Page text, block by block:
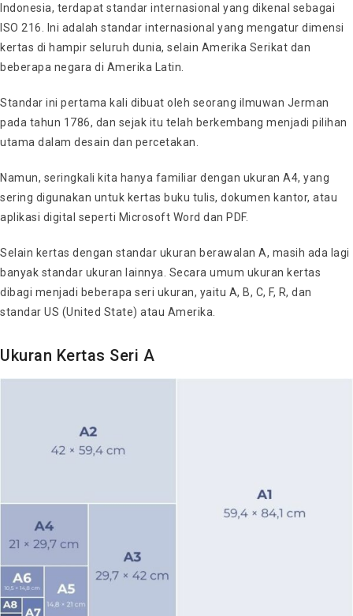
Indonesia, terdapat standar internasional yang dikenal sebagai
ISO 216. Ini adalah standar internasional yang mengatur dimensi
kertas di hampir seluruh dunia, selain Amerika Serikat dan
beberapa negara di Amerika Latin.
Standar ini pertama kali dibuat oleh seorang ilmuwan Jerman
pada tahun 1786, dan sejak itu telah berkembang menjadi pilihan
utama dalam desain dan percetakan.
Namun, seringkali kita hanya familiar dengan ukuran A4, yang
sering digunakan untuk kertas buku tulis, dokumen kantor, atau
aplikasi digital seperti Microsoft Word dan PDF.
Selain kertas dengan standar ukuran berawalan A, masih ada lagi
banyak standar ukuran lainnya. Secara umum ukuran kertas
dibagi menjadi beberapa seri ukuran, yaitu A, B, C, F, R, dan
standar US (United State) atau Amerika.
Ukuran Kertas Seri A